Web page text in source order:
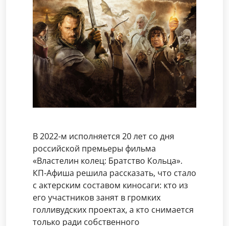
В 2022-м исполняется 20 лет со дня
российской премьеры фильма
«Властелин колец: Братство Кольца».
КП-Афиша решила рассказать, что стало
с актерским составом киносаги: кто из
его участников занят в громких
голливудских проектах, а кто снимается
только ради собственного